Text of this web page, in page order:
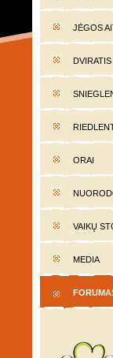
JĖGOS
DVIRATIS
ORAI
VAIKŲ
MEDIA